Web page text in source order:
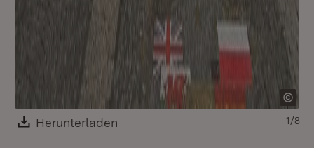
Download:
Herunterladen 1/8